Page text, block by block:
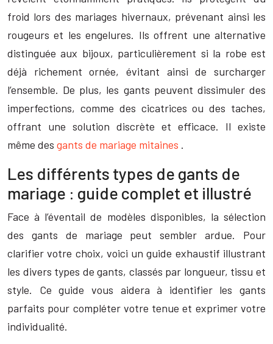
froid lors des mariages hivernaux, prévenant ainsi les
rougeurs et les engelures. Ils offrent une alternative
distinguée aux bijoux, particulièrement si la robe est
déjà richement ornée, évitant ainsi de surcharger
l’ensemble. De plus, les gants peuvent dissimuler des
imperfections, comme des cicatrices ou des taches,
offrant une solution discrète et efficace. Il existe
même des gants de mariage mitaines .
Les différents types de gants de
mariage : guide complet et illustré
Face à l’éventail de modèles disponibles, la sélection
des gants de mariage peut sembler ardue. Pour
clarifier votre choix, voici un guide exhaustif illustrant
les divers types de gants, classés par longueur, tissu et
style. Ce guide vous aidera à identifier les gants
parfaits pour compléter votre tenue et exprimer votre
individualité.